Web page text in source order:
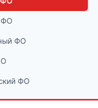
ФО
ФО
ФО